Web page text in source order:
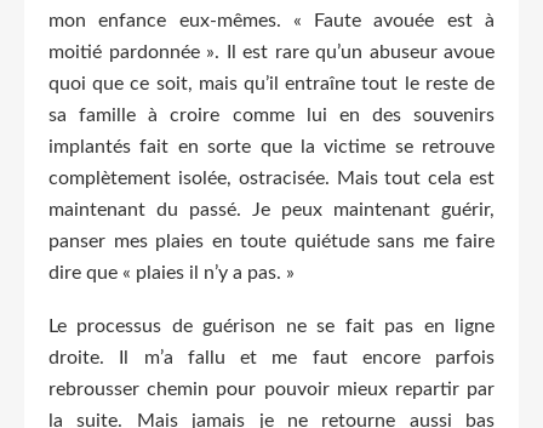
mon enfance eux-mêmes. « Faute avouée est à
moitié pardonnée ». Il est rare qu’un abuseur avoue
quoi que ce soit, mais qu’il entraîne tout le reste de
sa famille à croire comme lui en des souvenirs
implantés fait en sorte que la victime se retrouve
complètement isolée, ostracisée. Mais tout cela est
maintenant du passé. Je peux maintenant guérir,
panser mes plaies en toute quiétude sans me faire
dire que « plaies il n’y a pas. »
Le processus de guérison ne se fait pas en ligne
droite. Il m’a fallu et me faut encore parfois
rebrousser chemin pour pouvoir mieux repartir par
la suite. Mais jamais je ne retourne aussi bas